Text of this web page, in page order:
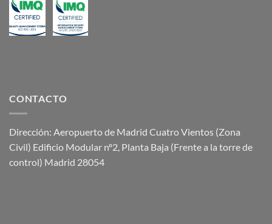
CONTACTO
Dirección: Aeropuerto de Madrid Cuatro Vientos (Zona
Civil) Edificio Modular nº2, Planta Baja (Frente a la torre de
control) Madrid 28054